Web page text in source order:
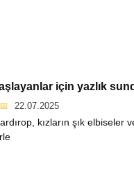
için yazlık
22.07.2025
kızların şık elbiseler